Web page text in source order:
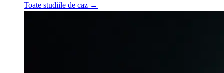
Toate studiile de caz →